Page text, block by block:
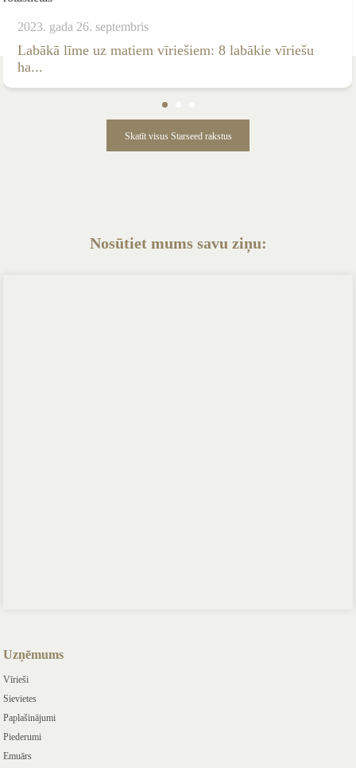
2023. gada 26. septembris
Labākā līme uz matiem vīriešiem: 8 labākie vīriešu
ha...
Skatīt visus Starseed rakstus
Nosūtiet mums savu ziņu:
Uzņēmums
Vīrieši
Sievietes
Paplašinājumi
Piederumi
Emuārs